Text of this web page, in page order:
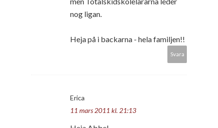
nog ligan.
Heja på i backarna - hela familjen!!
Svara
Erica
11 mars 2011 kl. 21:13